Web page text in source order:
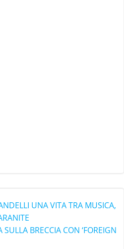
UNA VITA TRA MUSICA,
BRECCIA CON ‘FOREIGN